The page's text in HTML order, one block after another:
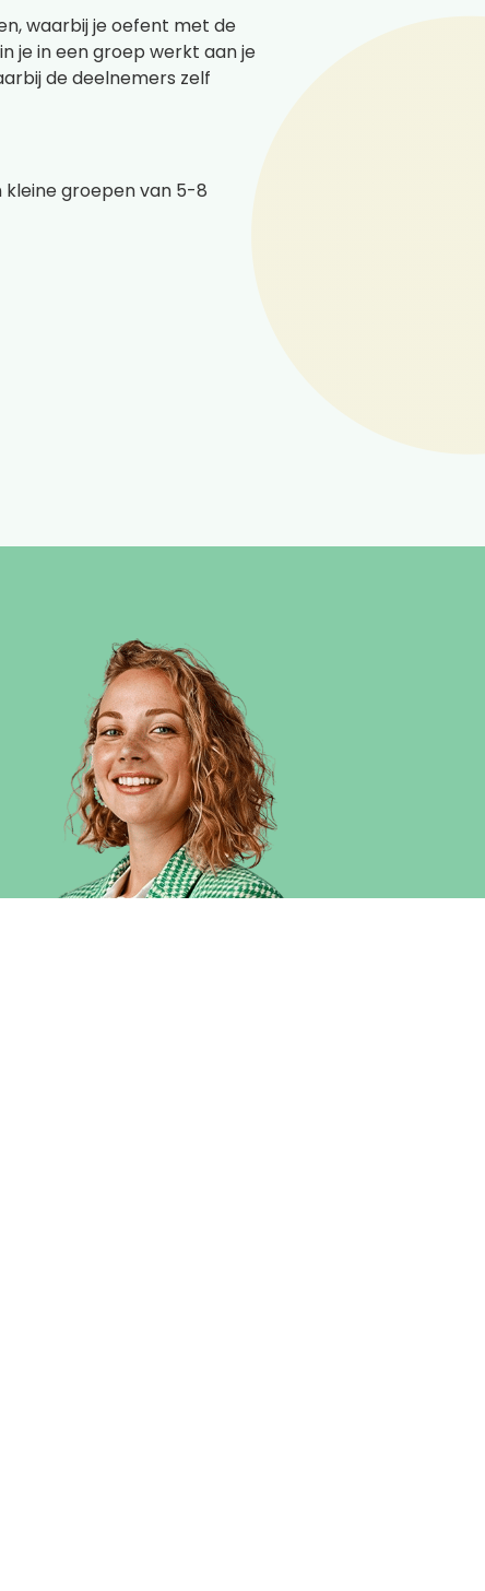
waarbij je oefent met de
je in een groep werkt aan je
de deelnemers zelf
kleine groepen van 5-8